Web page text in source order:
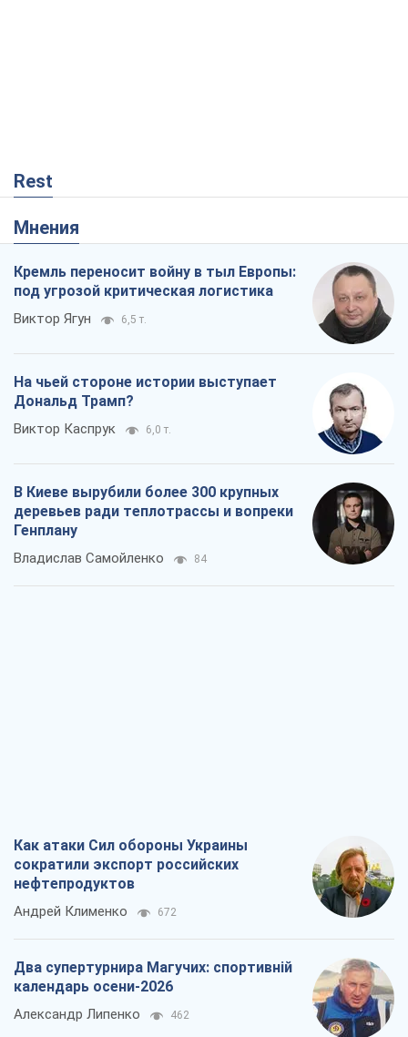
Rest
Мнения
Кремль переносит войну в тыл Европы:
под угрозой критическая логистика
Виктор Ягун 6,5 т.
На чьей стороне истории выступает
Дональд Трамп?
Виктор Каспрук 6,0 т.
В Киеве вырубили более 300 крупных
деревьев ради теплотрассы и вопреки
Генплану
Владислав Самойленко 84
Как атаки Сил обороны Украины
сократили экспорт российских
нефтепродуктов
Андрей Клименко 672
Два супертурнира Магучих: спортивній
календарь осени-2026
Александр Липенко 462